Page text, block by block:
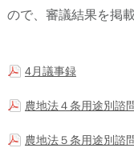
ので、審議結果を掲載
4月議事録
農地法４条用途別諮
農地法５条用途別諮